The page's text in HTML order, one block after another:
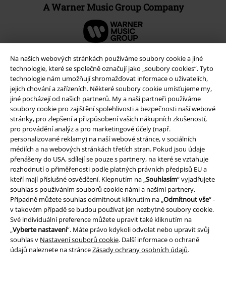
Na našich webových stránkách používáme soubory cookie a jiné
technologie, které se společně označují jako „soubory cookies“. Tyto
technologie nám umožňují shromažďovat informace o uživatelích,
jejich chování a zařízeních. Některé soubory cookie umísťujeme my,
jiné pocházejí od našich partnerů. My a naši partneři používáme
soubory cookie pro zajištění spolehlivosti a bezpečnosti naší webové
stránky, pro zlepšení a přizpůsobení vašich nákupních zkušeností,
pro provádění analýz a pro marketingové účely (např.
personalizované reklamy) na naší webové stránce, v sociálních
médiích a na webových stránkách třetích stran. Pokud jsou údaje
přenášeny do USA, sdílejí se pouze s partnery, na které se vztahuje
rozhodnutí o přiměřenosti podle platných právních předpisů EU a
kteří mají příslušné osvědčení. Klepnutím na „Souhlasím“ vyjadřujete
souhlas s používáním souborů cookie námi a našimi partnery.
Případně můžete souhlas odmítnout kliknutím na „Odmítnout vše“ -
v takovém případě se budou používat jen nezbytné soubory cookie.
Své individuální preference můžete upravit také kliknutím na
„Vyberte nastavení“. Máte právo kdykoli odvolat nebo upravit svůj
souhlas v Nastavení souborů cookie. Další informace o ochraně
údajů naleznete na stránceZásady ochrany osobních údajů.
A Warner Music Group Company
Právní informace
Podmínky
Prohlášení
Ochrana osobních údajů
Likvidace odpadu a ochrana životního prostředí